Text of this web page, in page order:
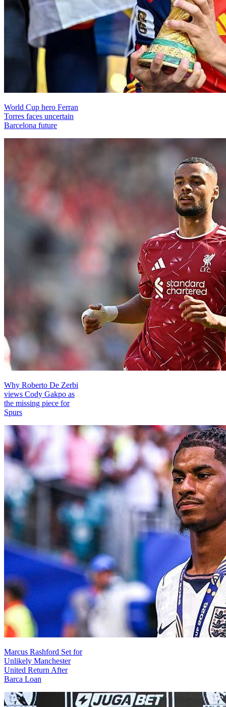
World Cup hero Ferran
Torres faces uncertain
Barcelona future
Why Roberto De Zerbi
views Cody Gakpo as
the missing piece for
Spurs
Marcus Rashford Set for
Unlikely Manchester
United Return After
Barca Loan